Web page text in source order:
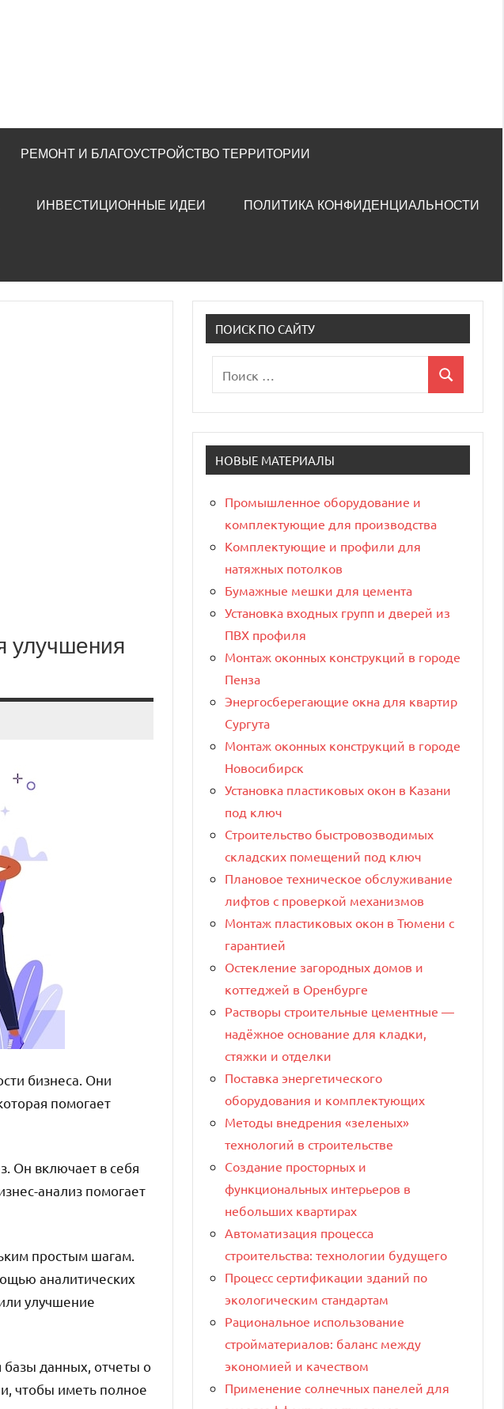
РЕМОНТ И БЛАГОУСТРОЙСТВО ТЕРРИТОРИИ
ИНВЕСТИЦИОННЫЕ ИДЕИ ПОЛИТИКА КОНФИДЕНЦИАЛЬНОСТИ
улучшения
бизнеса. Они
помогает
Он включает в себя
анализ помогает
простым шагам.
аналитических
улучшение
базы данных, отчеты о
чтобы иметь полное
ПОИСК ПО САЙТУ
для:
Поиск
НОВЫЕ МАТЕРИАЛЫ
Промышленное оборудование и
комплектующие для производства
Комплектующие и профили для
натяжных потолков
Бумажные мешки для цемента
Установка входных групп и дверей из
ПВХ профиля
Монтаж оконных конструкций в городе
Пенза
Энергосберегающие окна для квартир
Сургута
Монтаж оконных конструкций в городе
Новосибирск
Установка пластиковых окон в Казани
под ключ
Строительство быстровозводимых
складских помещений под ключ
Плановое техническое обслуживание
лифтов с проверкой механизмов
Монтаж пластиковых окон в Тюмени с
гарантией
Остекление загородных домов и
коттеджей в Оренбурге
Растворы строительные цементные —
надёжное основание для кладки,
стяжки и отделки
Поставка энергетического
оборудования и комплектующих
Методы внедрения «зеленых»
технологий в строительстве
Создание просторных и
функциональных интерьеров в
небольших квартирах
Автоматизация процесса
строительства: технологии будущего
Процесс сертификации зданий по
экологическим стандартам
Рациональное использование
стройматериалов: баланс между
экономией и качеством
Применение солнечных панелей для